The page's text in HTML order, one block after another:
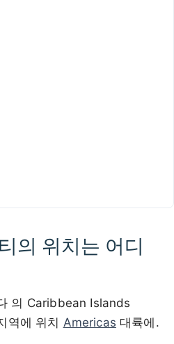
의 위치는 어디
의 Caribbean Islands
역에 위치 Americas 대륙에.
/ 62.1 mi